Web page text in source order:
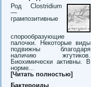
Род Clostridium
—
грампозитивные
спорообразующие
палочки. Некоторые виды
подвижны благодаря
наличию жгутиков.
Биохимически активны. В
норме...
[Читать полностью]
Бактероиды